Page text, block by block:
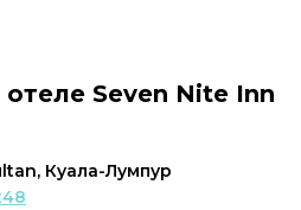
Seven Nite Inn
Куала-Лумпур